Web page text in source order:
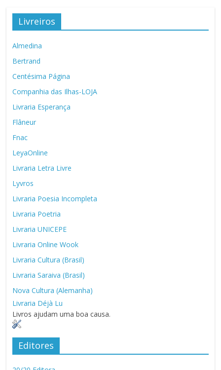
Livreiros
Almedina
Bertrand
Centésima Página
Companhia das Ilhas-LOJA
Livraria Esperança
Flâneur
Fnac
LeyaOnline
Livraria Letra Livre
Lyvros
Livraria Poesia Incompleta
Livraria Poetria
Livraria UNICEPE
Livraria Online Wook
Livraria Cultura (Brasil)
Livraria Saraiva (Brasil)
Nova Cultura (Alemanha)
Livraria Déjà Lu
Livros ajudam uma boa causa.
Editores